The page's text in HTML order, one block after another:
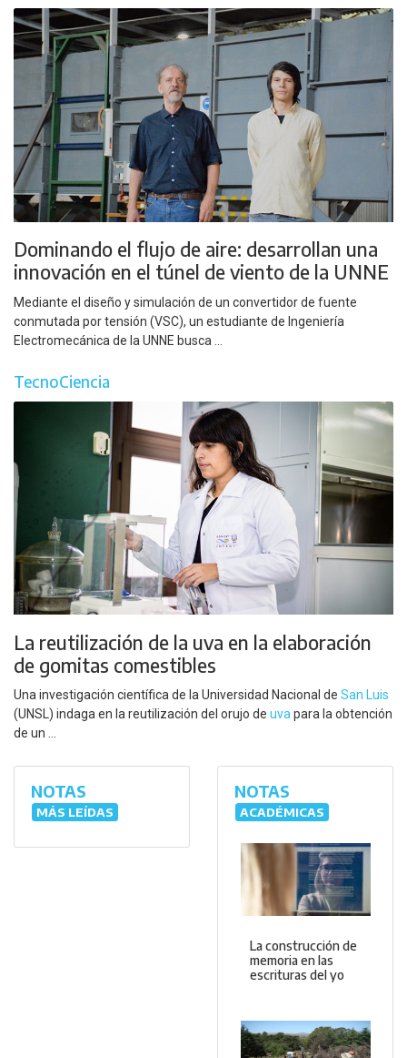
Dominando el flujo de aire: desarrollan una
innovación en el túnel de viento de la UNNE
Mediante el diseño y simulación de un convertidor de fuente
conmutada por tensión (VSC), un estudiante de Ingeniería
Electromecánica de la UNNE busca ...
TecnoCiencia
La reutilización de la uva en la elaboración
de gomitas comestibles
Una investigación científica de la Universidad Nacional de San Luis
(UNSL) indaga en la reutilización del orujo de uvapara la obtención
de un ...
NOTAS
MÁS LEÍDAS
NOTAS
ACADÉMICAS
La construcción de
memoria en las
escrituras del yo